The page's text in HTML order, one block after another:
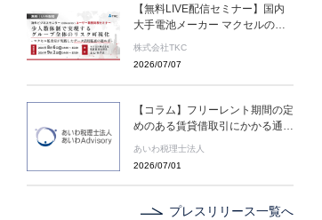
【無料LIVE配信セミナー】国内
大手電池メーカー マクセルの監
査室が実践するデータ活用監査と
株式会社TKC
2026/07/07
【コラム】フリーレント期間の定
めのある賃貸借取引にかかる通達
ム］
あいわ税理士法人
2026/07/01
プレスリリース一覧へ